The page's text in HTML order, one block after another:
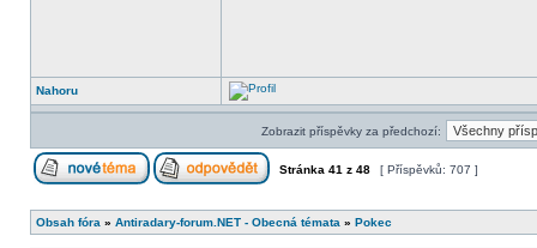
Nahoru
Zobrazit příspěvky za předchozí:
Stránka 41 z 48 [ Příspěvků: 707 ]
Obsah fóra » Antiradary-forum.NET - Obecná témata » Pokec